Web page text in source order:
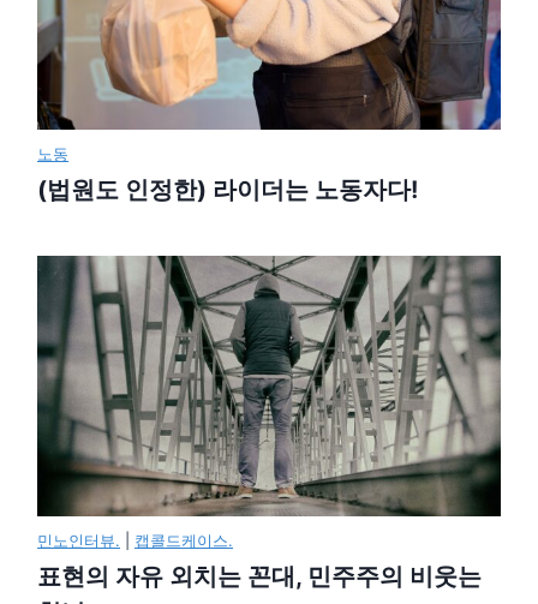
노동
(법원도 인정한) 라이더는 노동자다!
민노인터뷰. 캡콜드케이스.
표현의 자유 외치는 꼰대, 민주주의 비웃는